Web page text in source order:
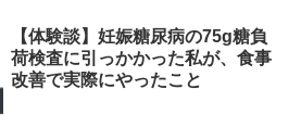
【体験談】妊娠糖尿病の75g糖負
荷検査に引っかかった私が、食事
改善で実際にやったこと